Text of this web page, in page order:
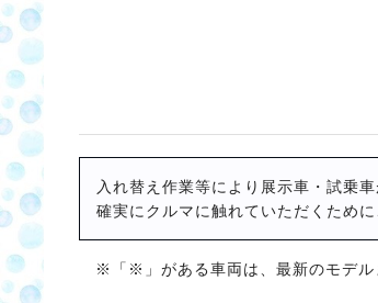
入れ替え作業等により展示車・試乗
確実にクルマに触れていただくため
※「※」がある車両は、最新のモデル